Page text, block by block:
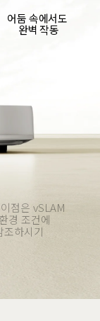
어둠 속에서도
완벽 작동
점은 vSLAM
경 조건에
하시기